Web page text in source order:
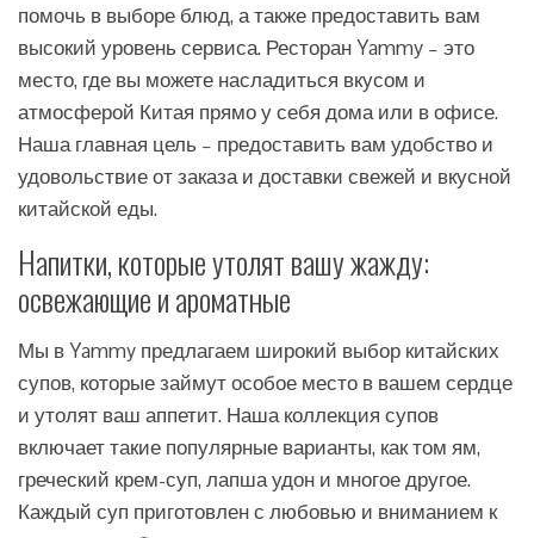
помочь в выборе блюд, а также предоставить вам
высокий уровень сервиса. Ресторан Yammy – это
место, где вы можете насладиться вкусом и
атмосферой Китая прямо у себя дома или в офисе.
Наша главная цель – предоставить вам удобство и
удовольствие от заказа и доставки свежей и вкусной
китайской еды.
Напитки, которые утолят вашу жажду:
освежающие и ароматные
Мы в Yammy предлагаем широкий выбор китайских
супов, которые займут особое место в вашем сердце
и утолят ваш аппетит. Наша коллекция супов
включает такие популярные варианты, как том ям,
греческий крем-суп, лапша удон и многое другое.
Каждый суп приготовлен с любовью и вниманием к